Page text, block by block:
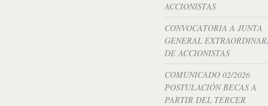
ACCIONISTAS
CONVOCATORIA A JUNTA
GENERAL
DE ACCIONISTAS
COMUNICADO 02/2026
POSTULACIÓN BECAS A
PARTIR DEL TERCER